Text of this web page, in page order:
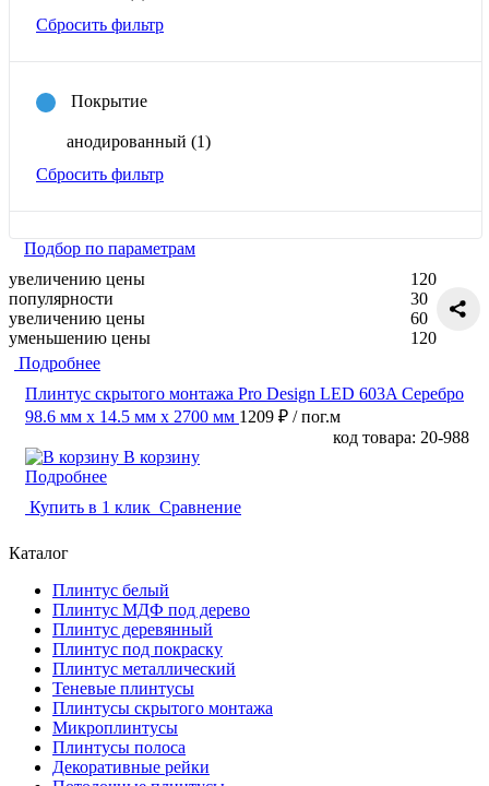
Сбросить фильтр
Покрытие
анодированный (1)
Сбросить фильтр
Подбор по параметрам
увеличению цены
популярности
увеличению цены
уменьшению цены
120
30
60
120
Подробнее
Плинтус скрытого монтажа Pro Design LED 603A Серебро
98.6 мм x 14.5 мм х 2700 мм 1209 ₽ / пог.м
код товара: 20-988
В корзину
Подробнее
Купить в 1 клик Сравнение
Каталог
Плинтус белый
Плинтус МДФ под дерево
Плинтус деревянный
Плинтус под покраску
Плинтус металлический
Теневые плинтусы
Плинтусы скрытого монтажа
Микроплинтусы
Плинтусы полоса
Декоративные рейки